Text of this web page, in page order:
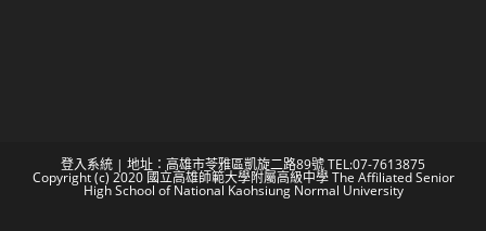
登入系統 | 地址：高雄市苓雅區凱旋二路89號 TEL:07-7613875
Copyright (c) 2020 國立高雄師範大學附屬高級中學 The Affiliated Senior
High School of National Kaohsiung Normal University